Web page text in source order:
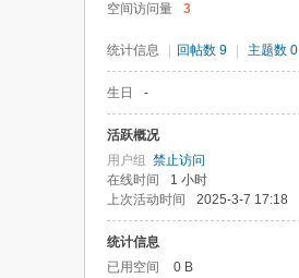
空间访问量
3
统计信息 回帖数 9 主题数 0
生日 -
活跃概况
用户组 禁止访问
在线时间
1 小时
上次活动时间
2025-3-7 17:18
统计信息
已用空间
0 B